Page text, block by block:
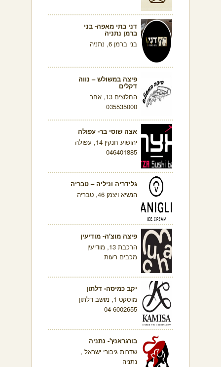
דני בתי מאפה- בני
ברמן נתניה
בני ברמן 6, נתניה
פיצה במשולש – נווה
דקלים
החלוצים 13, אחר
035535000
אצה שוסי בר- עפולה
יהושוע חנקין 14, עפולה
046401885
גלידריה וניליה – טבריה
הנשיא ויצמן 46, טבריה
פיצה מוצ'ה- מודיעין
הרכבת 13, מודיעין
מכבים רעות
יקב כמיסה- דלתון
מוסקט 1, מושב דלתון
04-6002655
בורגראנץ'- נתניה
שדרות גיבורי ישראל ,
נתניה